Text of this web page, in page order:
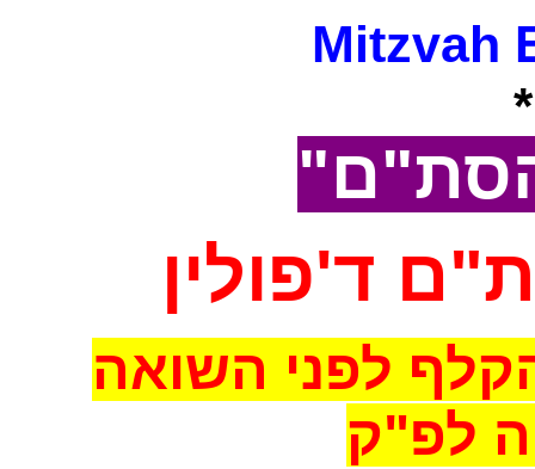
Mitzvah
הסת"ם"
ד'פולין
לפני השואה
לפ"ק